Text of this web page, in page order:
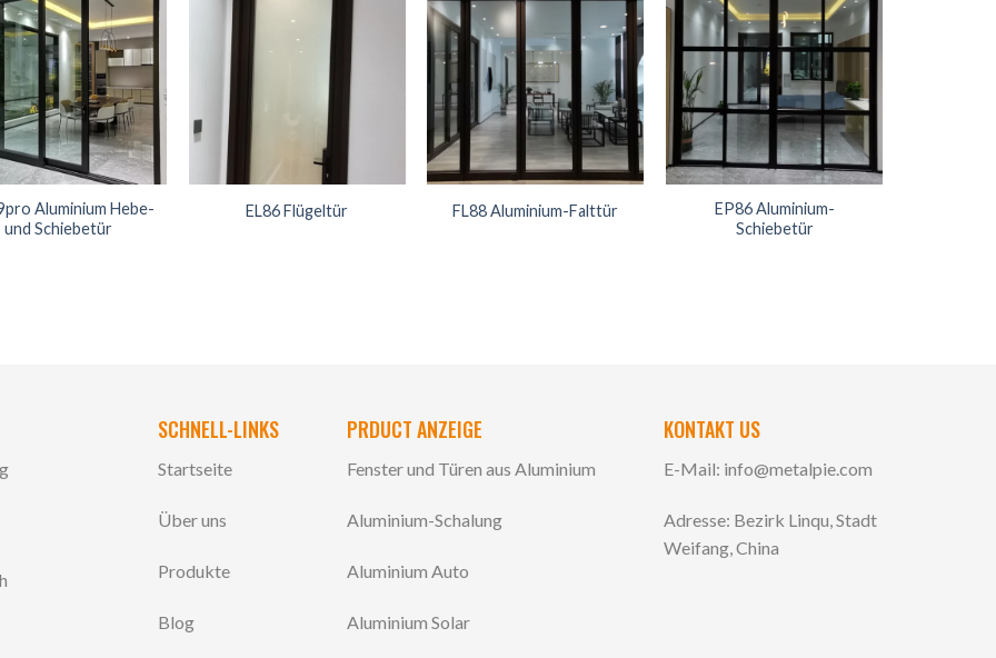
Aluminium Hebe-
und Schiebetür
EL86 Flügeltür FL88 Aluminium-Falttür
EP86 Aluminium-
Schiebetür
SCHNELL-LINKS
Startseite
Über uns
Produkte
Blog
PRDUCT ANZEIGE
Fenster und Türen aus Aluminium
Aluminium-Schalung
Aluminium Auto
Aluminium Solar
KONTAKT US
E-Mail: info@metalpie.com
Adresse: Bezirk Linqu, Stadt
Weifang, China